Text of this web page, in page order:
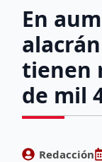
En
tienen
de mil
Redacción